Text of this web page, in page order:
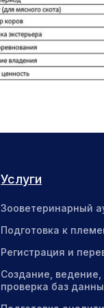
Услуги
Зооветеринарный
Подготовка к
Регистрация и
Создание,
проверка баз